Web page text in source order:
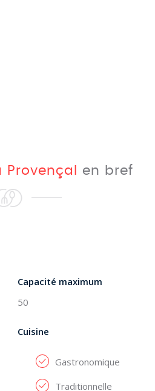
Provençal en bref
Capacité maximum
50
Cuisine
Gastronomique
Traditionnelle